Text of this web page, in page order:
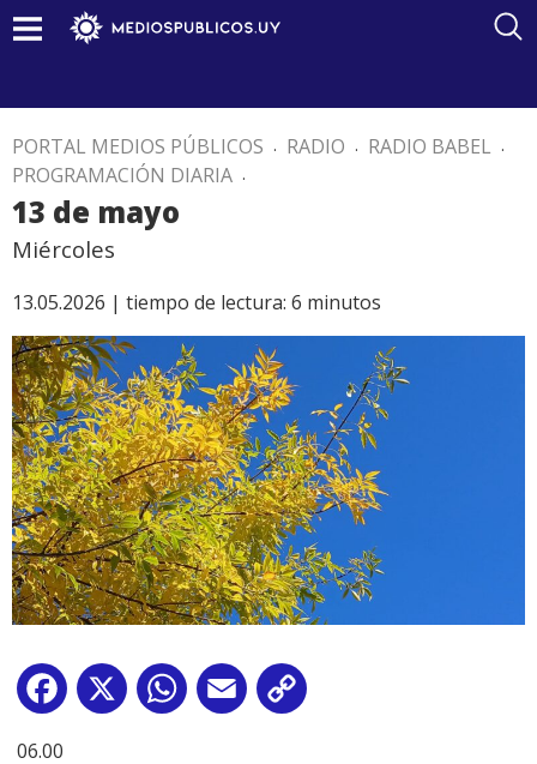
PORTAL MEDIOS PÚBLICOS . RADIO . RADIO BABEL .
PROGRAMACIÓN DIARIA .
13 de mayo
Miércoles
13.05.2026 | tiempo de lectura: 6 minutos
Facebook
X WhatsApp
Email
06.00